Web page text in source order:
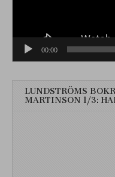
00:00
LUNDSTRÖMS
MARTINSON 1/3: